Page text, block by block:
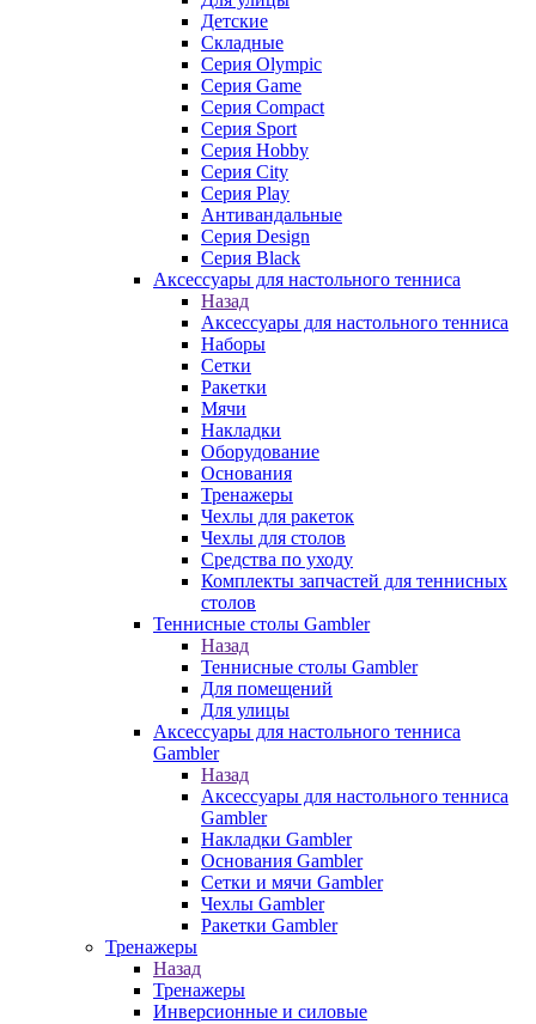
Детские
Складные
Серия Olympic
Серия Game
Серия Compact
Серия Sport
Серия Hobby
Серия City
Серия Play
Антивандальные
Серия Design
Серия Black
Аксессуары для настольного тенниса
Назад
Аксессуары для настольного тенниса
Наборы
Сетки
Ракетки
Мячи
Накладки
Оборудование
Основания
Тренажеры
Чехлы для ракеток
Чехлы для столов
Средства по уходу
Комплекты запчастей для теннисных
столов
Теннисные столы Gambler
Назад
Теннисные столы Gambler
Для помещений
Для улицы
Аксессуары для настольного тенниса
Gambler
Назад
Аксессуары для настольного тенниса
Gambler
Накладки Gambler
Основания Gambler
Сетки и мячи Gambler
Чехлы Gambler
Ракетки Gambler
Тренажеры
Назад
Тренажеры
Инверсионные и силовые